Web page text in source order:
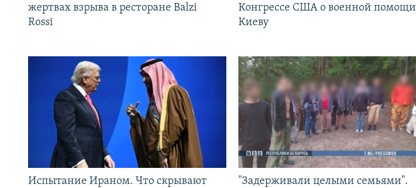
жертвах взрыва в ресторане Balzi
Rossi
Конгрессе США о военной помощи
Киеву
Испытание Ираном. Что скрывают
"Задерживали целыми семьями".